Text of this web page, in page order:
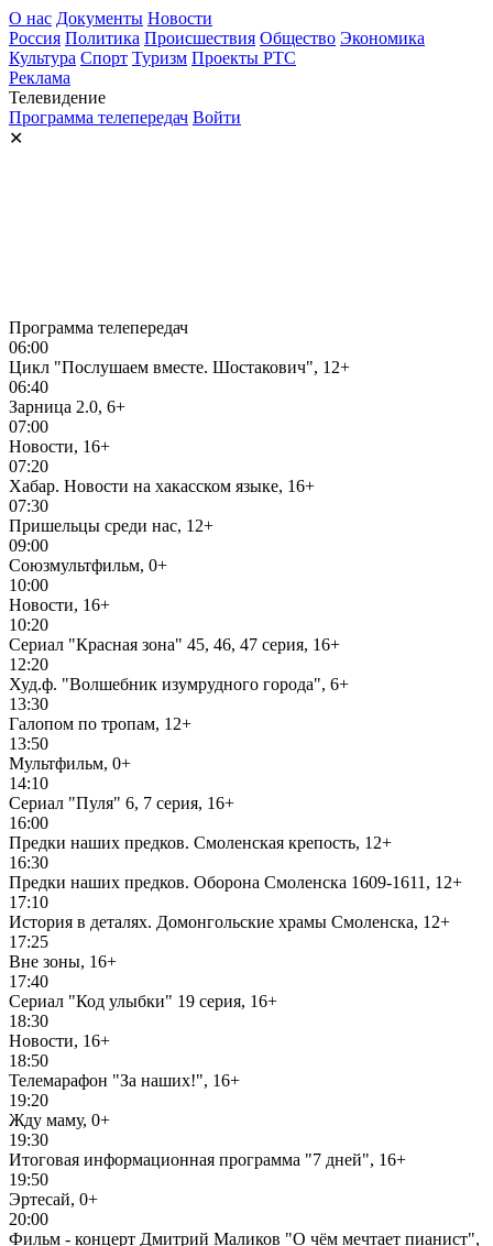
О нас Документы Новости
Россия Политика Происшествия Общество Экономика
Культура Спорт Туризм Проекты РТС
Реклама
Телевидение
Программа телепередач Войти
✕
Программа телепередач
06:00
Цикл "Послушаем вместе. Шостакович", 12+
06:40
Зарница 2.0, 6+
07:00
Новости, 16+
07:20
Хабар. Новости на хакасском языке, 16+
07:30
Пришельцы среди нас, 12+
09:00
Союзмультфильм, 0+
10:00
Новости, 16+
10:20
Сериал "Красная зона" 45, 46, 47 серия, 16+
12:20
Худ.ф. "Волшебник изумрудного города", 6+
13:30
Галопом по тропам, 12+
13:50
Мультфильм, 0+
14:10
Сериал "Пуля" 6, 7 серия, 16+
16:00
Предки наших предков. Смоленская крепость, 12+
16:30
Предки наших предков. Оборона Смоленска 1609-1611, 12+
17:10
История в деталях. Домонгольские храмы Смоленска, 12+
17:25
Вне зоны, 16+
17:40
Сериал "Код улыбки" 19 серия, 16+
18:30
Новости, 16+
18:50
Телемарафон "За наших!", 16+
19:20
Жду маму, 0+
19:30
Итоговая информационная программа "7 дней", 16+
19:50
Эртесай, 0+
20:00
Фильм - концерт Дмитрий Маликов "О чём мечтает пианист",